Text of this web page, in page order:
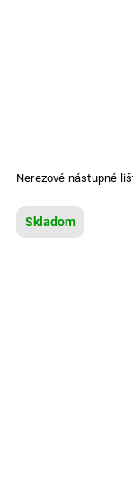
Nerezové nástupné
Skladom